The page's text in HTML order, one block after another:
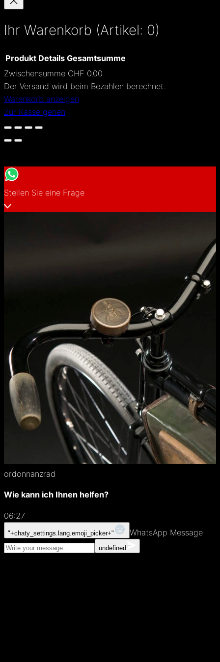
e
Ihr Warenkorb (Artikel: 0)
Produkte
im
Warenkorb
Produkt Details Gesamtsumme
Zwischensumme CHF 0.00
Der Versand wird beim Bezahlen berechnet.
Warenkorb anzeigen
Zur Kasse gehen
Stellen Sie eine Frage
ordonnanzrad
Wie kann ich Ihnen helfen?
06:27
"+chaty_settings.lang.emoji_picker+" WhatsApp Message
undefined